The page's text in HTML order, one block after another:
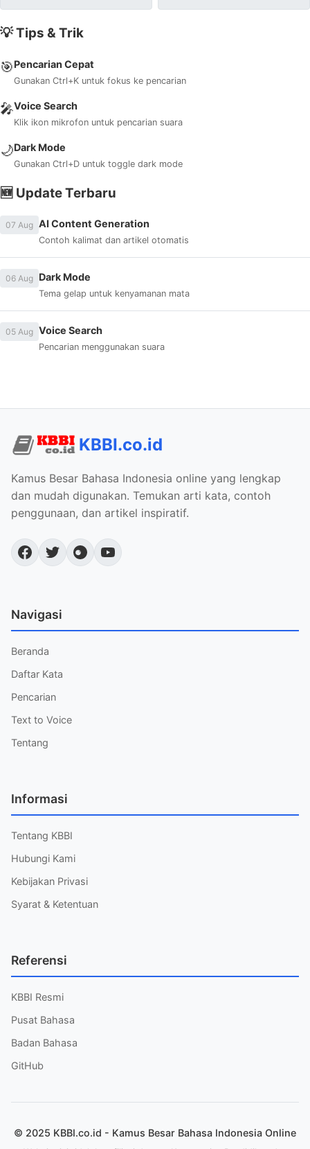
💡 Tips & Trik
🎯Pencarian Cepat
Gunakan Ctrl+K untuk fokus ke pencarian
🎤Voice Search
Klik ikon mikrofon untuk pencarian suara
🌙Dark Mode
Gunakan Ctrl+D untuk toggle dark mode
🆕 Update Terbaru
07 Aug AI Content Generation
Contoh kalimat dan artikel otomatis
06 Aug Dark Mode
Tema gelap untuk kenyamanan mata
05 Aug Voice Search
Pencarian menggunakan suara
KBBI.co.id
Kamus Besar Bahasa Indonesia online yang lengkap
dan mudah digunakan. Temukan arti kata, contoh
penggunaan, dan artikel inspiratif.
Navigasi
Beranda
Daftar Kata
Pencarian
Text to Voice
Tentang
Informasi
Tentang KBBI
Hubungi Kami
Kebijakan Privasi
Syarat & Ketentuan
Referensi
KBBI Resmi
Pusat Bahasa
Badan Bahasa
GitHub
© 2025 KBBI.co.id - Kamus Besar Bahasa Indonesia Online